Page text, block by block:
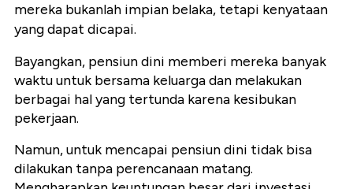
mereka bukanlah impian belaka, tetapi kenyataan
yang dapat dicapai.
Bayangkan, pensiun dini memberi mereka banyak
waktu untuk bersama keluarga dan melakukan
berbagai hal yang tertunda karena kesibukan
pekerjaan.
Namun, untuk mencapai pensiun dini tidak bisa
dilakukan tanpa perencanaan matang.